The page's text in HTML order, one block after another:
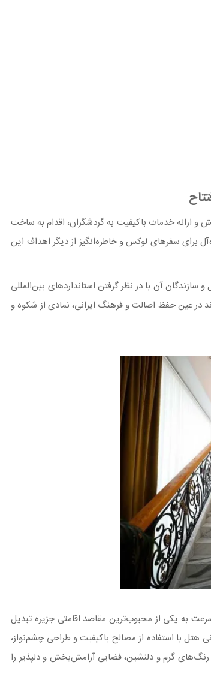
خدمات باکیفیت به گردشگران، اقدام به ساخت
برای سفرهای لوکس و خاطره‌انگیز از دیگر اهداف این
آن با در نظر گرفتن استانداردهای بین‌المللی
در عین حفظ اصالت و فرهنگ ایرانی، نمادی از شکوه و
در سال 1403 به بهره‌برداری رسید و به سرعت به یکی از محبوب‌ترین مقاصد اقامتی جزیره تبدیل
هتل با استفاده از مصالح باکیفیت و طراحی چشم‌نواز،
گرم و دلنشین، فضایی آرامش‌بخش و دلپذیر را